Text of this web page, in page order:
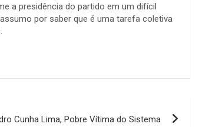
a presidência do partido em um difícil
por saber que é uma tarefa coletiva
Cunha Lima, Pobre Vítima do Sistema